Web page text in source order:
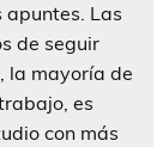
Las
de seguir
la mayoría de
es
con más